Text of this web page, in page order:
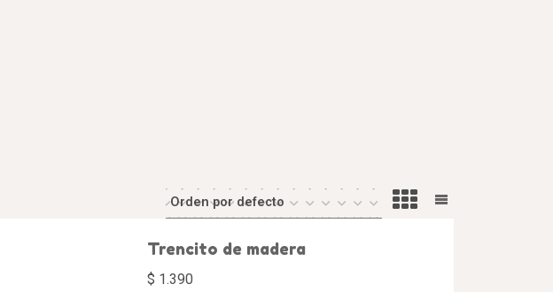
Trencito de madera
$ 1.390